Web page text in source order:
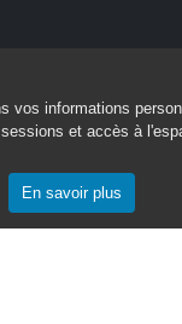
vos informations
sessions et accès à
En savoir plus
à la protection